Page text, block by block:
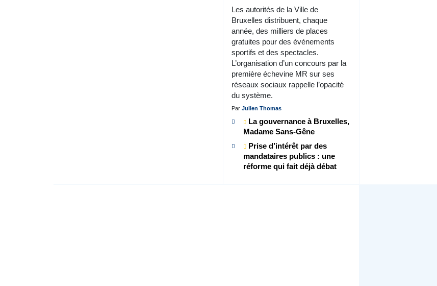
Les autorités de la Ville de
Bruxelles distribuent, chaque
année, des milliers de places
gratuites pour des événements
sportifs et des spectacles.
L’organisation d’un concours par la
première échevine MR sur ses
réseaux sociaux rappelle l’opacité
du système.
Par Julien Thomas
La gouvernance à Bruxelles,
Madame Sans-Gêne
Prise d’intérêt par des
mandataires publics : une
réforme qui fait déjà débat